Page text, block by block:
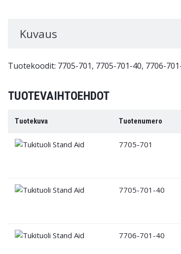
Kuvaus
Tuotekoodit: 7705-701, 7705-701-40, 7706-
TUOTEVAIHTOEHDOT
Tuotekuva Tuotenumero
7705-701
7705-701-40
7706-701-40